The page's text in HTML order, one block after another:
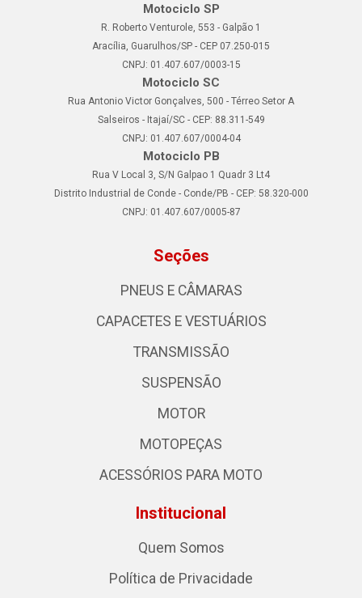
Motociclo SP
R. Roberto Venturole, 553 - Galpão 1
Aracília, Guarulhos/SP - CEP 07.250-015
CNPJ: 01.407.607/0003-15
Motociclo SC
Rua Antonio Victor Gonçalves, 500 - Térreo Setor A
Salseiros - Itajaí/SC - CEP: 88.311-549
CNPJ: 01.407.607/0004-04
Motociclo PB
Rua V Local 3, S/N Galpao 1 Quadr 3 Lt4
Distrito Industrial de Conde - Conde/PB - CEP: 58.320-000
CNPJ: 01.407.607/0005-87
Seções
PNEUS E CÂMARAS
CAPACETES E VESTUÁRIOS
TRANSMISSÃO
SUSPENSÃO
MOTOR
MOTOPEÇAS
ACESSÓRIOS PARA MOTO
Institucional
Quem Somos
Política de Privacidade